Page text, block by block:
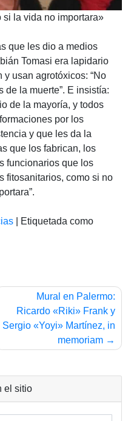
si la vida no importara»
que les dio a medios
Tomasi era lapidario
usan agrotóxicos: “No
de la muerte”. E insistía:
de la mayoría, y todos
por los
y que les da la
que los fabrican, los
funcionarios que los
fitosanitarios, como si no
Etiquetada como
Mural en Palermo:
Ricardo «Riki» Frank y
Sergio «Yoyi» Martínez, in
memoriam
el sitio